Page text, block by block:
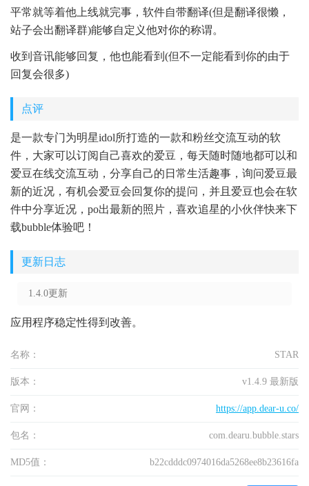
平常就等着他上线就完事，软件自带翻译(但是翻译很懒，
站子会出翻译群)能够自定义他对你的称谓。
收到音讯能够回复，他也能看到(但不一定能看到你的由于
回复会很多)
点评
是一款专门为明星idol所打造的一款和粉丝交流互动的软
件，大家可以订阅自己喜欢的爱豆，每天随时随地都可以和
爱豆在线交流互动，分享自己的日常生活趣事，询问爱豆最
新的近况，有机会爱豆会回复你的提问，并且爱豆也会在软
件中分享近况，po出最新的照片，喜欢追星的小伙伴快来下
载bubble体验吧！
更新日志
1.4.0更新
应用程序稳定性得到改善。
名称： STAR
版本： v1.4.9 最新版
官网： https://app.dear-u.co/
包名： com.dearu.bubble.stars
MD5值： b22cdddc0974016da5268ee8b23616fa